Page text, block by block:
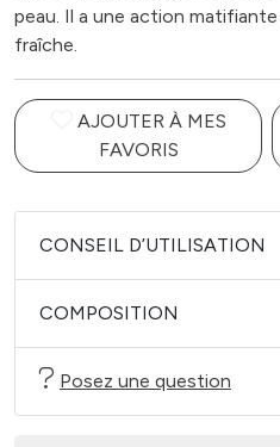
peau. Il a une action
fraîche.
AJOUTER À MES
FAVORIS
CONSEIL D’UTILISATION
COMPOSITION
Posez une question